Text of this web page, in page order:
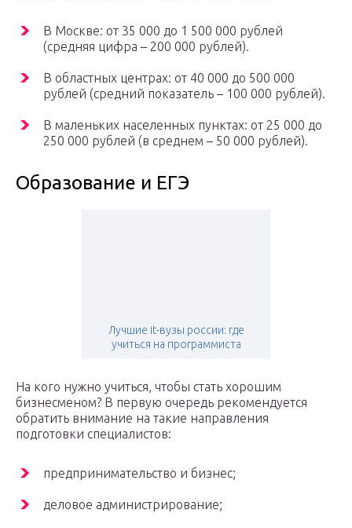
В Москве: от 35 000 до 1 500 000 рублей
(средняя цифра – 200 000 рублей).
В областных центрах: от 40 000 до 500 000
рублей (средний показатель – 100 000 рублей).
В маленьких населенных пунктах: от 25 000 до
250 000 рублей (в среднем – 50 000 рублей).
Образование и ЕГЭ
Лучшие it-вузы россии: где
учиться на программиста
На кого нужно учиться, чтобы стать хорошим
бизнесменом? В первую очередь рекомендуется
обратить внимание на такие направления
подготовки специалистов:
предпринимательство и бизнес;
деловое администрирование;